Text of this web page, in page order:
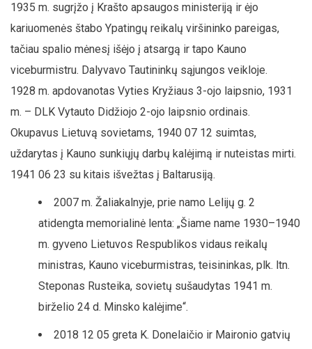
1935 m. sugrįžo į Krašto apsaugos ministeriją ir ėjo
kariuomenės štabo Ypatingų reikalų viršininko pareigas,
tačiau spalio mėnesį išėjo į atsargą ir tapo Kauno
viceburmistru. Dalyvavo Tautininkų sąjungos veikloje.
1928 m. apdovanotas Vyties Kryžiaus 3-ojo laipsnio, 1931
m. – DLK Vytauto Didžiojo 2-ojo laipsnio ordinais.
Okupavus Lietuvą sovietams, 1940 07 12 suimtas,
uždarytas į Kauno sunkiųjų darbų kalėjimą ir nuteistas mirti.
1941 06 23 su kitais išvežtas į Baltarusiją.
2007 m. Žaliakalnyje, prie namo Lelijų g. 2
atidengta memorialinė lenta: „Šiame name 1930–1940
m. gyveno Lietuvos Respublikos vidaus reikalų
ministras, Kauno viceburmistras, teisininkas, plk. ltn.
Steponas Rusteika, sovietų sušaudytas 1941 m.
birželio 24 d. Minsko kalėjime“.
2018 12 05 greta K. Donelaičio ir Maironio gatvių